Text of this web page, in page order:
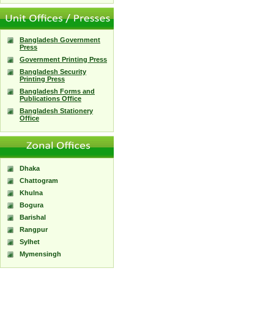
Bangladesh Government
Press
Government Printing Press
Bangladesh Security
Printing Press
Bangladesh Forms and
Publications Office
Bangladesh Stationery
Office
Dhaka
Chattogram
Khulna
Bogura
Barishal
Rangpur
Sylhet
Mymensingh